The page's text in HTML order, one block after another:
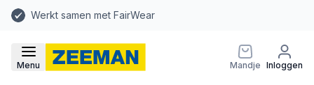
Werkt samen met FairWear
Menu Mandje Inloggen